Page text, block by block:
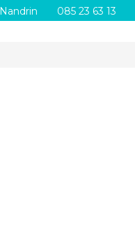
085 23 63 13